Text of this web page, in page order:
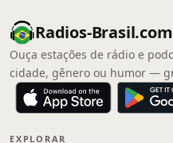
Radios-Brasil.com
Ouça estações de rádio e
cidade, gênero ou humor —
EXPLORAR